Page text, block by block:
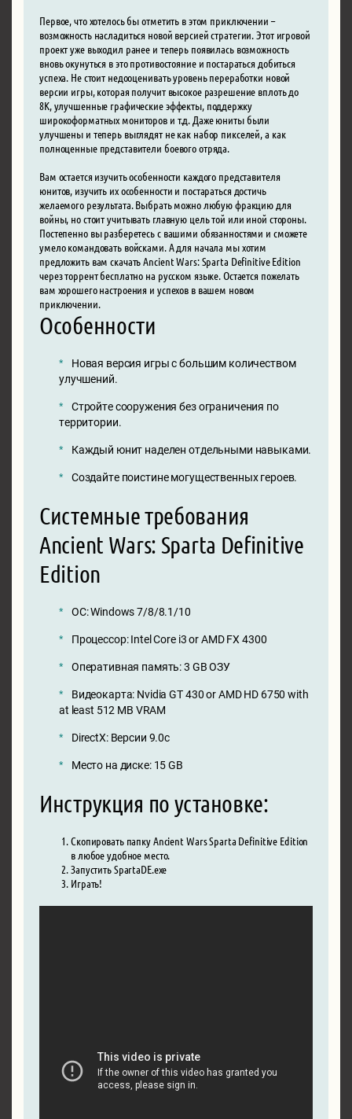
Первое, что хотелось бы отметить в этом приключении –
возможность насладиться новой версией стратегии. Этот игровой
проект уже выходил ранее и теперь появилась возможность
вновь окунуться в это противостояние и постараться добиться
успеха. Не стоит недооценивать уровень переработки новой
версии игры, которая получит высокое разрешение вплоть до
8К, улучшенные графические эффекты, поддержку
широкоформатных мониторов и т.д. Даже юниты были
улучшены и теперь выглядят не как набор пикселей, а как
полноценные представители боевого отряда.
Вам остается изучить особенности каждого представителя
юнитов, изучить их особенности и постараться достичь
желаемого результата. Выбрать можно любую фракцию для
войны, но стоит учитывать главную цель той или иной стороны.
Постепенно вы разберетесь с вашими обязанностями и сможете
умело командовать войсками. А для начала мы хотим
предложить вам скачать Ancient Wars: Sparta Definitive Edition
через торрент бесплатно на русском языке. Остается пожелать
вам хорошего настроения и успехов в вашем новом
приключении.
Особенности
Новая версия игры с большим количеством
улучшений.
Стройте сооружения без ограничения по
территории.
Каждый юнит наделен отдельными навыками.
Создайте поистине могущественных героев.
Системные требования
Ancient Wars: Sparta Definitive
Edition
ОС: Windows 7/8/8.1/10
Процессор: Intel Core i3 or AMD FX 4300
Оперативная память: 3 GB ОЗУ
Видеокарта: Nvidia GT 430 or AMD HD 6750 with
at least 512 MB VRAM
DirectX: Версии 9.0c
Место на диске: 15 GB
Инструкция по установке:
Скопировать папку Ancient Wars Sparta Definitive Edition
в любое удобное место.
Запустить SpartaDE.exe
Играть!